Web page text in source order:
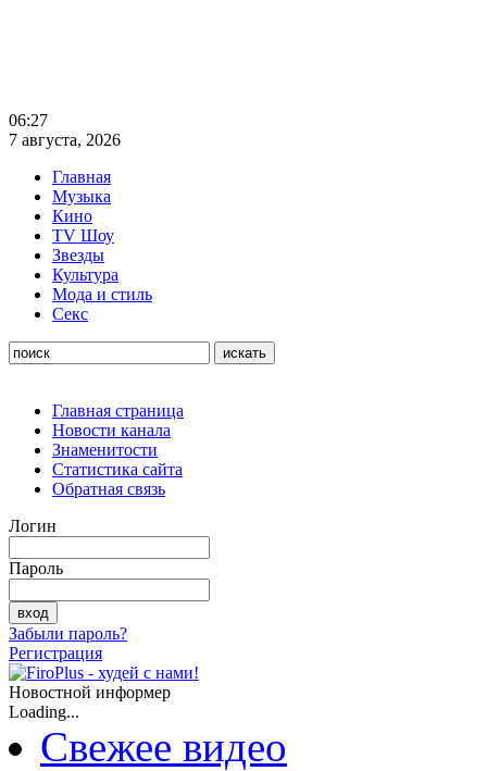
06:27
7 августа, 2026
Главная
Музыка
Кино
TV Шоу
Звезды
Культура
Мода и стиль
Секс
Главная страница
Новости канала
Знаменитости
Статистика сайта
Обратная связь
Логин
Пароль
Забыли пароль?
Регистрация
Новостной информер
Loading...
Свежее видео